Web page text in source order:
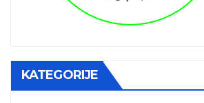
KATEGORIJE